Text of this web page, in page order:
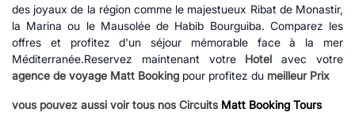
des joyaux de la région comme le majestueux Ribat de Monastir,
la Marina ou le Mausolée de Habib Bourguiba. Comparez les
offres et profitez d'un séjour mémorable face à la mer
Méditerranée.Reservez maintenant votre Hotel avec votre
agence de voyage Matt Booking pour profitez du meilleur Prix
vous pouvez aussi voir tous nos Circuits Matt Booking Tours